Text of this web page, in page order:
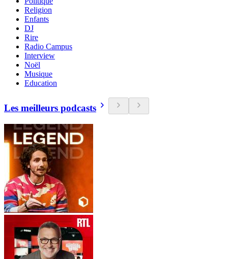
Religion
Enfants
DJ
Rire
Radio Campus
Interview
Noël
Musique
Education
Les meilleurs podcasts